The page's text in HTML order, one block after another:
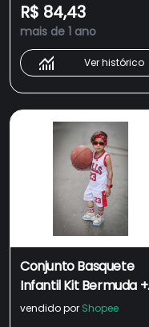
Urso Basquete
Moletom com Bolso
R$ 84,43
mais de 1 ano
Ver histórico
Conjunto Basquete
Infantil Kit Bermuda +
Camiseta Regata de
vendido por Shopee